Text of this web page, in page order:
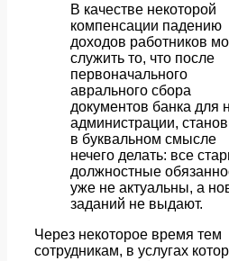
В качестве некоторой
компенсации падению
доходов работников
служить то, что после
первоначального
аврального сбора
документов банка для
администрации,
в буквальном смысле
нечего делать: все
должностные
уже не актуальны, а
заданий не выдают.
Через некоторое время тем
сотрудникам, в услугах